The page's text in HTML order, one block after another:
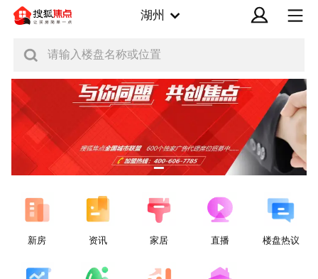
湖州
请输入楼盘名称或位置
新房 资讯 家居 直播 楼盘热议